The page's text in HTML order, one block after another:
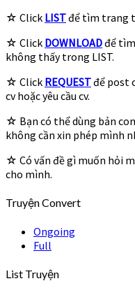
☆ Click LISTđể tìm trang
☆ Click DOWNLOADđể
không thấy trong LIST.
☆ Click REQUESTđể post
cv hoặc yêu cầu cv.
☆ Bạn có thể dùng bản
không cần xin phép mình
☆ Có vấn đề gì muốn hỏi
cho mình.
Truyện Convert
Ongoing
Full
List Truyện